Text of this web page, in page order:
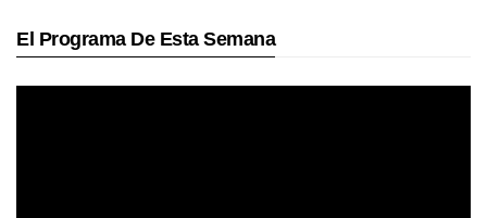
El Programa De Esta Semana